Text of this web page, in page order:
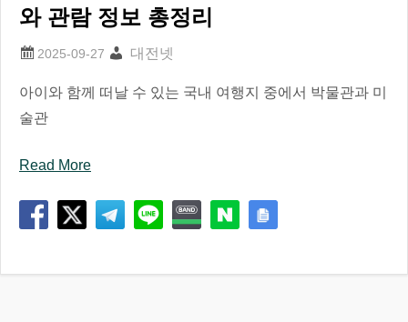
와 관람 정보 총정리
대전넷
아이와 함께 떠날 수 있는 국내 여행지 중에서 박물관과 미
술관
Read More